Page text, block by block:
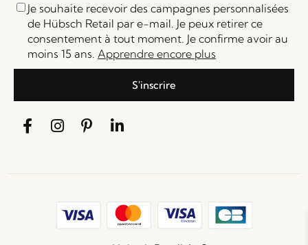
Je souhaite recevoir des campagnes personnalisées
de Hübsch Retail par e-mail. Je peux retirer ce
consentement à tout moment. Je confirme avoir au
moins 15 ans. Apprendre encore plus
S'inscrire